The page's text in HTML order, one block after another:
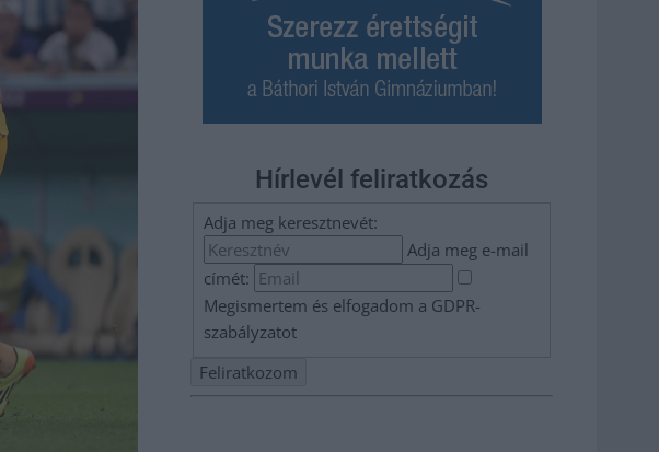
Hírlevél feliratkozás
Adja meg keresztnevét:
Adja meg e-mail
címét:
Megismertem és elfogadom a GDPR-
szabályzatot